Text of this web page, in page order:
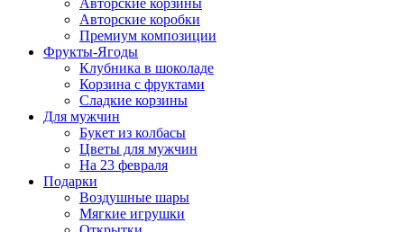
Авторские корзины
Авторские коробки
Премиум композиции
Фрукты-Ягоды
Клубника в шоколаде
Корзина с фруктами
Сладкие корзины
Для мужчин
Букет из колбасы
Цветы для мужчин
На 23 февраля
Подарки
Воздушные шары
Мягкие игрушки